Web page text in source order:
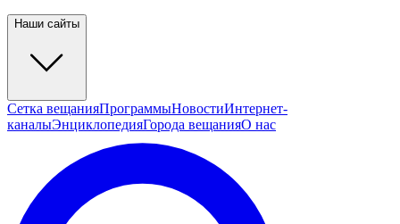
Наши сайты
Сетка вещанияПрограммыНовостиИнтернет-
каналыЭнциклопедияГорода вещанияО нас